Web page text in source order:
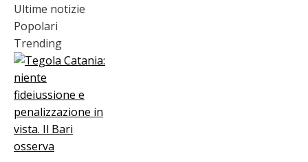
Ultime notizie
Popolari
Trending